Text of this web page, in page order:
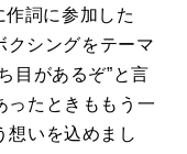
詞に参加した
クシングをテーマ
目があるぞ”と言
ったときももう一
想いを込めまし